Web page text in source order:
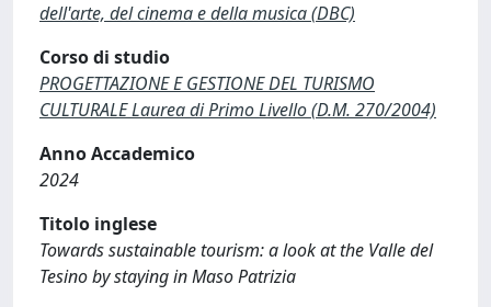
dell'arte, del cinema e della musica (DBC)
Corso di studio
PROGETTAZIONE E GESTIONE DEL TURISMO
CULTURALE Laurea di Primo Livello (D.M. 270/2004)
Anno Accademico
2024
Titolo inglese
Towards sustainable tourism: a look at the Valle del
Tesino by staying in Maso Patrizia